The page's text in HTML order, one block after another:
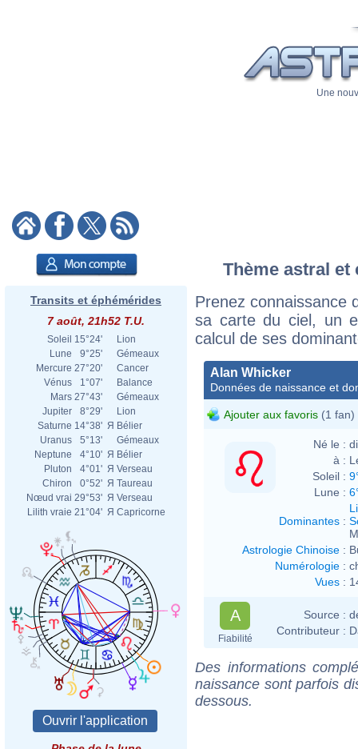
Une
Transits et éphémérides
7 août, 21h52 T.U.
Soleil 15°24'
Lion
Lune
9°25'
Gémeaux
Mercure 27°20'
Cancer
Vénus
1°07'
Balance
Mars 27°43'
Gémeaux
Jupiter
8°29'
Lion
Saturne 14°38' Я Bélier
Uranus
5°13'
Gémeaux
Neptune
4°10' Я Bélier
Pluton
4°01' Я Verseau
Chiron
0°52' Я Taureau
Nœud vrai 29°53' Я Verseau
Lilith vraie 21°04' Я Capricorne
Thème astral et
Prenez connaissance
sa carte du ciel, un
calcul de ses
Alan Whicker
Données de naissance et
Ajouter aux favoris (1 fan)
Né le :
à :
Soleil :
Lune :
Dominantes :
Astrologie Chinoise :
Numérologie :
Vues :
A
Fiabilité
Source :
Contributeur :
Des informations
naissance sont parfois
dessous.